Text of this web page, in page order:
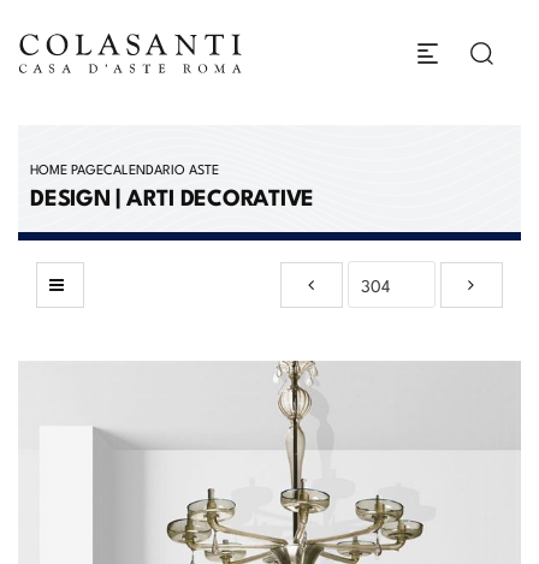
HOME PAGECALENDARIO ASTE
DESIGN | ARTI DECORATIVE